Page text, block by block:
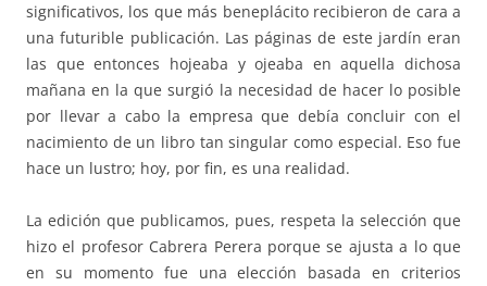
significativos, los que más beneplácito recibieron de cara a
una futurible publicación. Las páginas de este jardín eran
las que entonces hojeaba y ojeaba en aquella dichosa
mañana en la que surgió la necesidad de hacer lo posible
por llevar a cabo la empresa que debía concluir con el
nacimiento de un libro tan singular como especial. Eso fue
hace un lustro; hoy, por fin, es una realidad.
La edición que publicamos, pues, respeta la selección que
hizo el profesor Cabrera Perera porque se ajusta a lo que
en su momento fue una elección basada en criterios